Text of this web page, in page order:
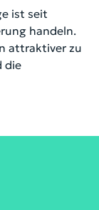
ist seit
handeln.
attraktiver zu
die